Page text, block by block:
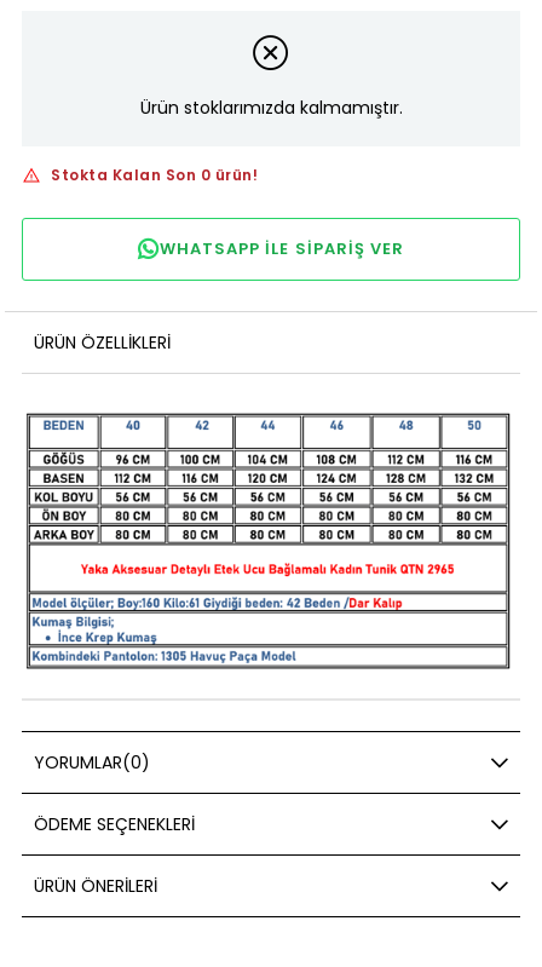
Ürün stoklarımızda kalmamıştır.
Stokta Kalan Son 0 ürün!
WHATSAPP ILE SIPARIŞ VER
ÜRÜN ÖZELLIKLERI
YORUMLAR(0)
ÖDEME SEÇENEKLERI
ÜRÜN ÖNERILERI